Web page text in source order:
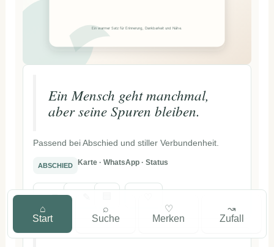
Ein warmer Satz für Erinnerung, Dankbarkeit und Nähe.
Ein Mensch geht manchmal,
aber seine Spuren bleiben.
Passend bei Abschied und stiller Verbundenheit.
ABSCHIED Karte · WhatsApp · Status
⧉
⌂
Start
⌕
Suche
♡
Merken
↝
Zufall